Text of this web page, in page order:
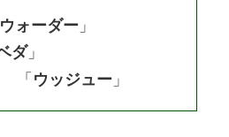
ウォーダー 」
ダ」
「 ウッジュー 」